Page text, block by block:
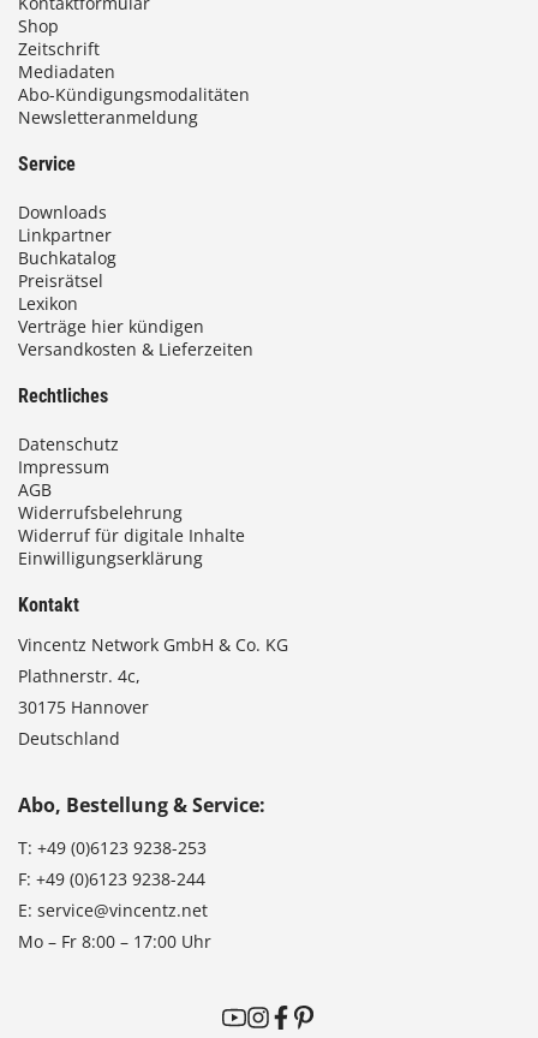
Shop
Zeitschrift
Mediadaten
Abo-Kündigungsmodalitäten
Newsletteranmeldung
Service
Downloads
Linkpartner
Buchkatalog
Preisrätsel
Lexikon
Verträge hier kündigen
Versandkosten & Lieferzeiten
Rechtliches
Datenschutz
Impressum
AGB
Widerrufsbelehrung
Widerruf für digitale Inhalte
Einwilligungserklärung
Kontakt
Vincentz Network GmbH & Co. KG
Plathnerstr. 4c,
30175 Hannover
Deutschland
Abo, Bestellung & Service:
T: +49 (0)6123 9238-253
F: +49 (0)6123 9238-244
E: service@vincentz.net
Mo – Fr 8:00 – 17:00 Uhr